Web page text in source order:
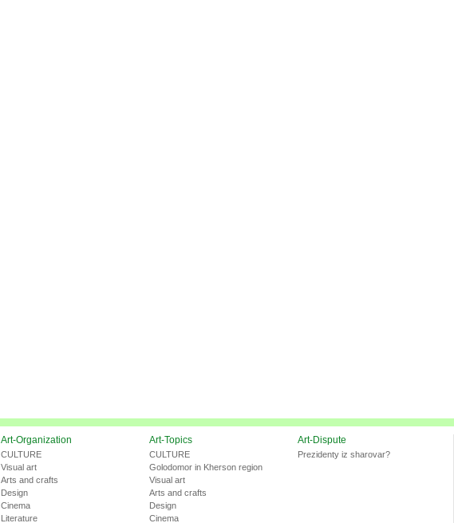
Art-Organization
CULTURE
Visual art
Arts and crafts
Design
Cinema
Literature
Art-Topics
CULTURE
Golodomor in Kherson region
Visual art
Arts and crafts
Design
Cinema
Art-Dispute
Prezidenty iz sharovar?